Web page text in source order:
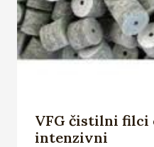
VFG čistilni filci
intenzivni